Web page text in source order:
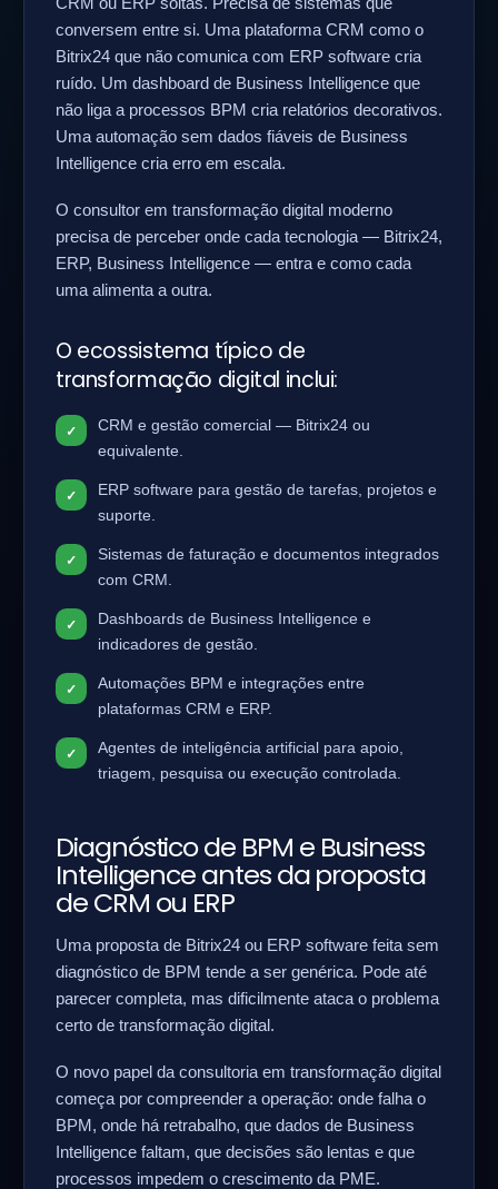
conversem entre si. Uma plataforma CRM como o
Bitrix24 que não comunica com ERP software cria
ruído. Um dashboard de Business Intelligence que
não liga a processos BPM cria relatórios decorativos.
Uma automação sem dados fiáveis de Business
Intelligence cria erro em escala.
O consultor em transformação digital moderno
precisa de perceber onde cada tecnologia — Bitrix24,
ERP, Business Intelligence — entra e como cada
uma alimenta a outra.
O ecossistema típico de
transformação digital inclui:
CRM e gestão comercial — Bitrix24 ou
equivalente.
ERP software para gestão de tarefas, projetos e
suporte.
Sistemas de faturação e documentos integrados
com CRM.
Dashboards de Business Intelligence e
indicadores de gestão.
Automações BPM e integrações entre
plataformas CRM e ERP.
Agentes de inteligência artificial para apoio,
triagem, pesquisa ou execução controlada.
Diagnóstico de BPM e Business
Intelligence antes da proposta
de CRM ou ERP
Uma proposta de Bitrix24 ou ERP software feita sem
diagnóstico de BPM tende a ser genérica. Pode até
parecer completa, mas dificilmente ataca o problema
certo de transformação digital.
O novo papel da consultoria em transformação digital
começa por compreender a operação: onde falha o
BPM, onde há retrabalho, que dados de Business
Intelligence faltam, que decisões são lentas e que
processos impedem o crescimento da PME.